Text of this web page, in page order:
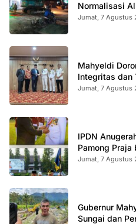
Normalisasi
Jumat, 7 Agustus
Mahyeldi
Integritas dan
Jumat, 7 Agustus
IPDN
Pamong
Jumat, 7 Agustus
Gubernur
Sungai dan